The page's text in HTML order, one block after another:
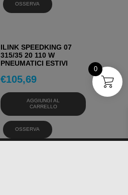
OSSERVA
ILINK SPEEDKING 07
315/35 20 110 W
PNEUMATICI ESTIVI
€105,69
AGGIUNGI AL
CARRELLO
OSSERVA
0